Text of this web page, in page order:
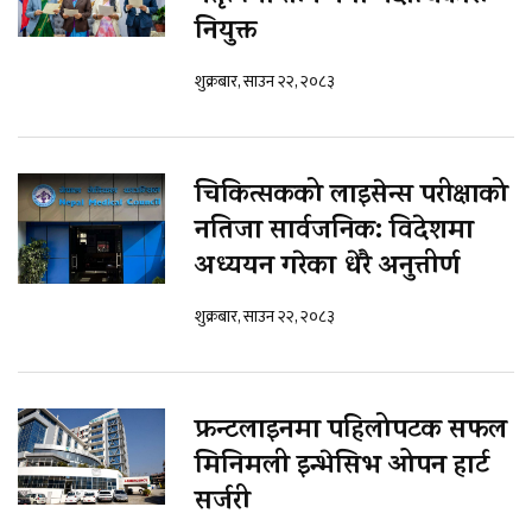
नियुक्त
शुक्रबार, साउन २२, २०८३
चिकित्सकको लाइसेन्स परीक्षाको
नतिजा सार्वजनिक: विदेशमा
अध्ययन गरेका धेरै अनुत्तीर्ण
शुक्रबार, साउन २२, २०८३
फ्रन्टलाइनमा पहिलोपटक सफल
मिनिमली इन्भेसिभ ओपन हार्ट
सर्जरी